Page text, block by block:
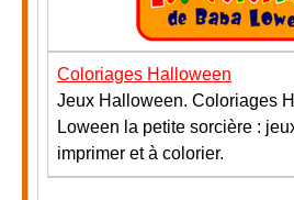
Coloriages Halloween
Jeux Halloween. Coloriages
Loween la petite sorcière :
imprimer et à colorier.